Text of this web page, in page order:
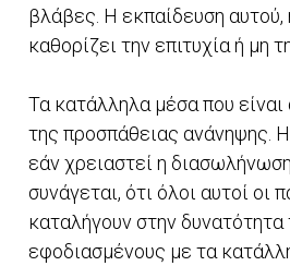
βλάβες. Η εκπαίδευση αυτού,
καθορίζει την επιτυχία ή μη
Τα κατάλληλα μέσα που είναι
της προσπάθειας ανάνηψης.
εάν χρειαστεί η
συνάγεται, ότι όλοι αυτοί
καταλήγουν στην
εφοδιασμένους με τα